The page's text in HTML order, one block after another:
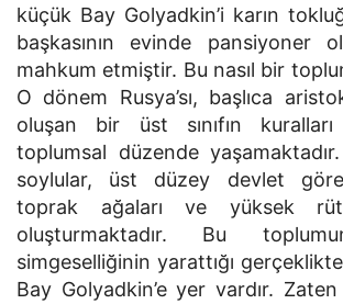
küçük Bay Golyadkin’i karın
başkasının evinde pansiyoner
mahkum etmiştir. Bu nasıl bir
O dönem Rusya’sı, başlıca
oluşan bir üst sınıfın
toplumsal düzende yaşamaktadır.
soylular, üst düzey devlet
toprak ağaları ve yüksek
oluşturmaktadır. Bu
simgeselliğinin yarattığı
Bay Golyadkin’e yer vardır.